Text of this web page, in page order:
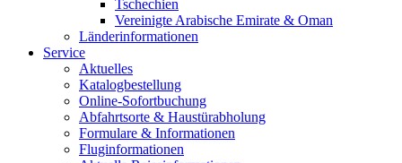
Tschechien
Vereinigte Arabische Emirate & Oman
Länderinformationen
Service
Aktuelles
Katalogbestellung
Online-Sofortbuchung
Abfahrtsorte & Haustürabholung
Formulare & Informationen
Fluginformationen